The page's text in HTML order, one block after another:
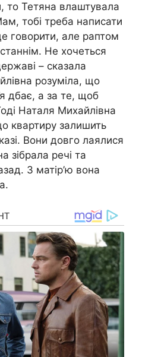
то Тетяна влаштувала
тобі треба написати
говорити, але раптом
Не хочеться
– сказала
розуміла, що
дбає, а за те, щоб
Наталя Михайлівна
квартиру залишить
Вони довго лaялися
зібрала речі та
З матір’ю вона